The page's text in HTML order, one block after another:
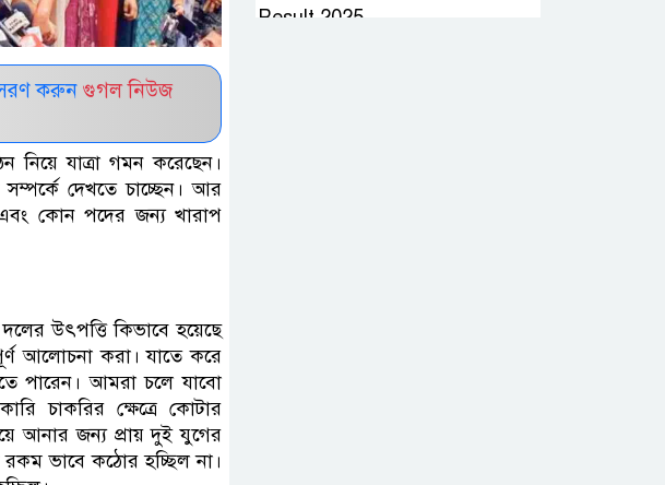
করুন গুগল নিউজ
নিয়ে যাত্রা গমন করেছেন।
সম্পর্কে দেখতে চাচ্ছেন। আর
কোন পদের জন্য খারাপ
উৎপত্তি কিভাবে হয়েছে
আলোচনা করা। যাতে করে
পারেন। আমরা চলে যাবো
চাকরির ক্ষেত্রে কোটার
আনার জন্য প্রায় দুই যুগের
ভাবে কঠোর হচ্ছিল না।
Result 2025